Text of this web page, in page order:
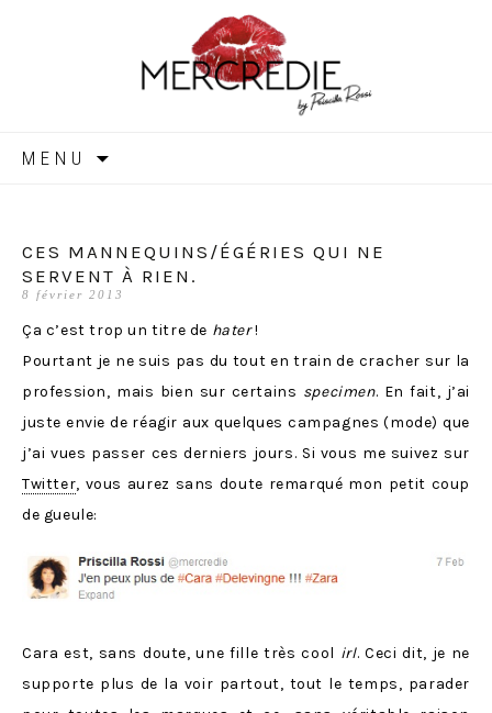
MERCREDIE
MENU
CES MANNEQUINS/ÉGÉRIES QUI NE
SERVENT À RIEN.
8 février 2013
Ça c’est trop un titre de hater!
Pourtant je ne suis pas du tout en train de cracher sur la
profession, mais bien sur certains specimen. En fait, j’ai
juste envie de réagir aux quelques campagnes (mode) que
j’ai vues passer ces derniers jours. Si vous me suivez sur
Twitter, vous aurez sans doute remarqué mon petit coup
de gueule:
Cara est, sans doute, une fille très cool irl. Ceci dit, je ne
supporte plus de la voir partout, tout le temps, parader